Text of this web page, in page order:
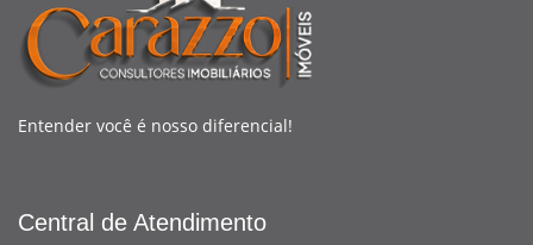
Entender você é nosso diferencial!
Central de Atendimento